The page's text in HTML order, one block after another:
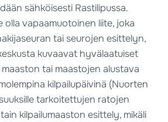
sähköisesti Rastilipussa.
olla vapaamuotoinen liite, joka
tai seurojen esittelyn,
kuvaavat hyvälaatuiset
tai maastojen alustava
kilpailupäivinä (Nuorten
tarkoitettujen ratojen
kilpailumaaston esittely, mikäli